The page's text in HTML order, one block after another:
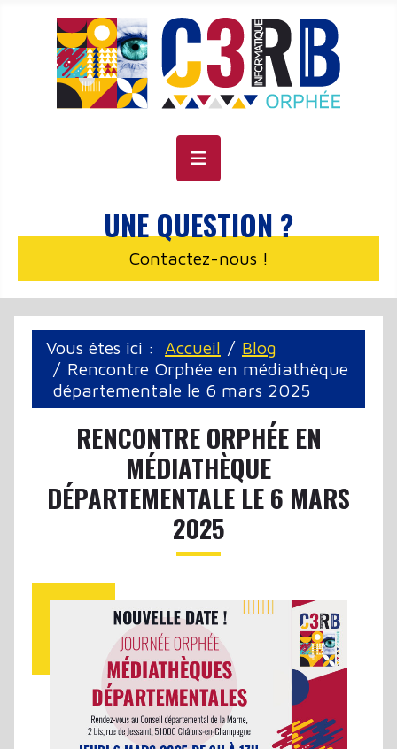
UNE QUESTION ?
Contactez-nous !
Vous êtes ici : Accueil
Blog
Rencontre Orphée en médiathèque
départementale le 6 mars 2025
RENCONTRE ORPHÉE EN
MÉDIATHÈQUE
DÉPARTEMENTALE LE 6 MARS
2025